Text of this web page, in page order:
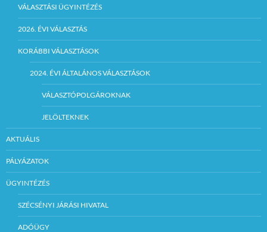
VÁLASZTÁSI ÜGYINTÉZÉS
2026. ÉVI VÁLASZTÁS
KORÁBBI VÁLASZTÁSOK
2024. ÉVI ÁLTALÁNOS VÁLASZTÁSOK
VÁLASZTÓPOLGÁROKNAK
JELÖLTEKNEK
AKTUÁLIS
PÁLYÁZATOK
ÜGYINTÉZÉS
SZÉCSÉNYI JÁRÁSI HIVATAL
ADÓÜGY